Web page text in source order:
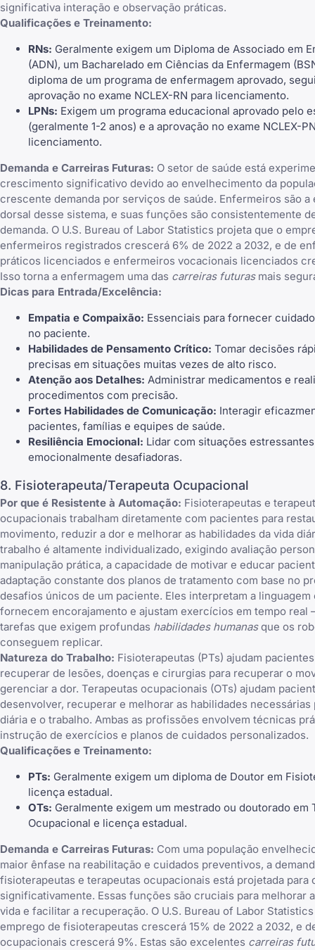
significativa interação e observação práticas.
Qualificações e Treinamento:
RNs: Geralmente exigem um Diploma de Associado em
(ADN), um Bacharelado em Ciências da Enfermagem
diploma de um programa de enfermagem aprovado,
aprovação no exame NCLEX-RN para licenciamento.
LPNs: Exigem um programa educacional aprovado pelo
(geralmente 1-2 anos) e a aprovação no exame NCLEX-
licenciamento.
Demanda e Carreiras Futuras: O setor de saúde está
crescimento significativo devido ao envelhecimento da
crescente demanda por serviços de saúde. Enfermeiros são a
dorsal desse sistema, e suas funções são consistentemente
demanda. O U.S. Bureau of Labor Statistics projeta que o
enfermeiros registrados crescerá 6% de 2022 a 2032, e de
práticos licenciados e enfermeiros vocacionais licenciados
Isso torna a enfermagem uma das carreiras futurasmais
Dicas para Entrada/Excelência:
Empatia e Compaixão: Essenciais para fornecer
no paciente.
Habilidades de Pensamento Crítico: Tomar decisões
precisas em situações muitas vezes de alto risco.
Atenção aos Detalhes: Administrar medicamentos e
procedimentos com precisão.
Fortes Habilidades de Comunicação: Interagir
pacientes, famílias e equipes de saúde.
Resiliência Emocional: Lidar com situações
emocionalmente desafiadoras.
8. Fisioterapeuta/Terapeuta Ocupacional
Por que é Resistente à Automação: Fisioterapeutas e
ocupacionais trabalham diretamente com pacientes para
movimento, reduzir a dor e melhorar as habilidades da vida
trabalho é altamente individualizado, exigindo avaliação
manipulação prática, a capacidade de motivar e educar
adaptação constante dos planos de tratamento com base no
desafios únicos de um paciente. Eles interpretam a
fornecem encorajamento e ajustam exercícios em tempo real
tarefas que exigem profundas habilidades humanasque os
conseguem replicar.
Natureza do Trabalho: Fisioterapeutas (PTs) ajudam
recuperar de lesões, doenças e cirurgias para recuperar o
gerenciar a dor. Terapeutas ocupacionais (OTs) ajudam
desenvolver, recuperar e melhorar as habilidades necessárias
diária e o trabalho. Ambas as profissões envolvem técnicas
instrução de exercícios e planos de cuidados personalizados.
Qualificações e Treinamento:
PTs: Geralmente exigem um diploma de Doutor em
licença estadual.
OTs: Geralmente exigem um mestrado ou doutorado em
Ocupacional e licença estadual.
Demanda e Carreiras Futuras: Com uma população
maior ênfase na reabilitação e cuidados preventivos, a
fisioterapeutas e terapeutas ocupacionais está projetada para
significativamente. Essas funções são cruciais para melhorar
vida e facilitar a recuperação. O U.S. Bureau of Labor
emprego de fisioterapeutas crescerá 15% de 2022 a 2032, e
ocupacionais crescerá 9%. Estas são excelentes carreiras